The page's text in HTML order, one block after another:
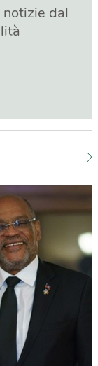
dal